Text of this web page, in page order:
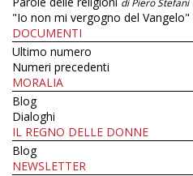
di Piero Stefani
"Io non mi vergogno del Vangelo"
DOCUMENTI
Ultimo numero
Numeri precedenti
MORALIA
Blog
Dialoghi
IL REGNO DELLE DONNE
Blog
NEWSLETTER